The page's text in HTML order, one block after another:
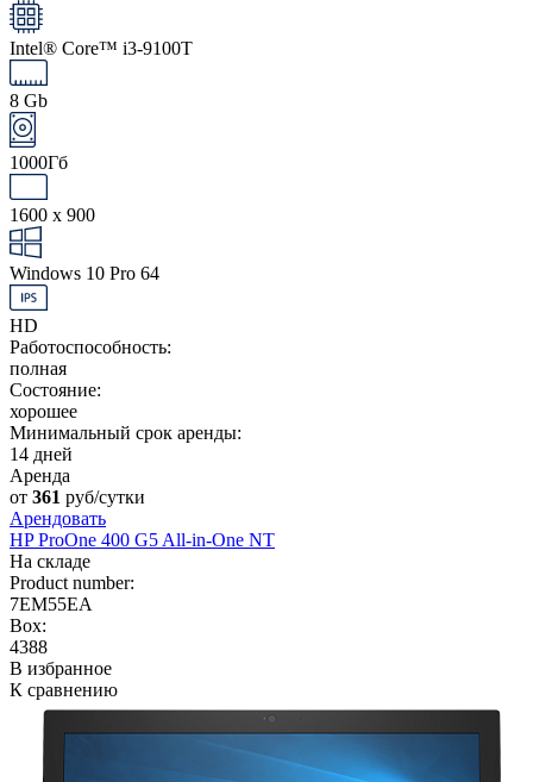
Intel® Core™ i3-9100T
8 Gb
1000Гб
1600 x 900
Windows 10 Pro 64
HD
Работоспособность:
полная
Состояние:
хорошее
Минимальный срок аренды:
14 дней
Аренда
от 361 руб/сутки
Арендовать
HP ProOne 400 G5 All-in-One NT
На складе
Product number:
7EM55EA
Box:
4388
В избранное
К сравнению